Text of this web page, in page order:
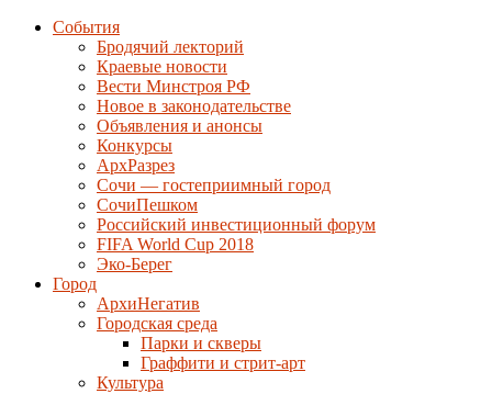
События
Бродячий лекторий
Краевые новости
Вести Минстроя РФ
Новое в законодательстве
Объявления и анонсы
Конкурсы
АрхРазрез
Сочи — гостеприимный город
СочиПешком
Российский инвестиционный форум
FIFA World Cup 2018
Эко-Берег
Город
АрхиНегатив
Городская среда
Парки и скверы
Граффити и стрит-арт
Культура